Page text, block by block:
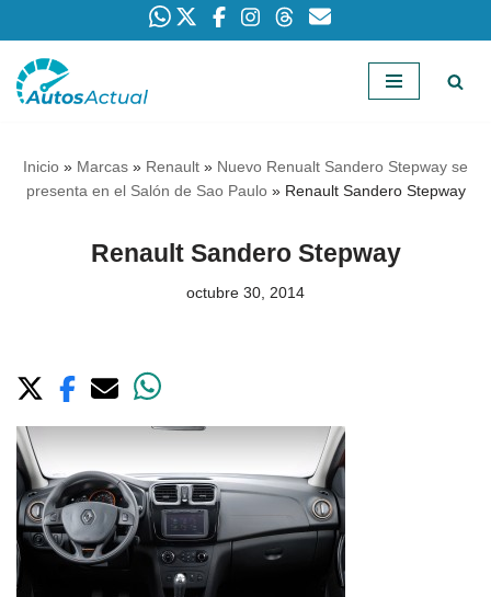
Saltar
Inicio » Marcas » Renault » Nuevo Renualt Sandero Stepway se
presenta en el Salón de Sao Paulo» Renault Sandero Stepway
Renault Sandero Stepway
octubre 30, 2014